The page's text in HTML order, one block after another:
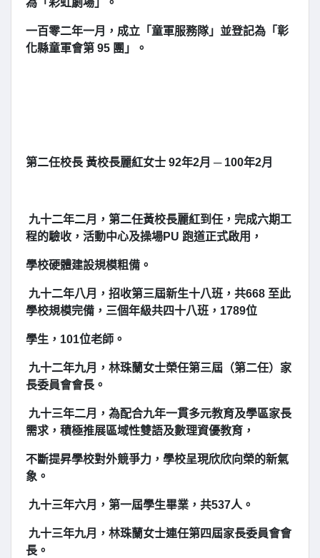
為「彩虹劇場」。
一百零二年一月，成立「童軍服務隊」並登記為「彰
化縣童軍會第 95 團」。
第二任校長 黃校長麗紅女士 92年2月 ─ 100年2月
九十二年二月，第二任黃校長麗紅到任，完成六期工
程的驗收，活動中心及操場PU 跑道正式啟用，
學校硬體建設規模粗備。
九十二年八月，招收第三屆新生十八班，共668 至此
學校規模完備，三個年級共四十八班，1789位
學生，101位老師。
九十二年九月，林珠蘭女士榮任第三屆（第二任）家
長委員會會長。
九十三年二月，為配合九年一貫多元教育及學區家長
需求，積極推展區域性雙語及數理資優教育，
不斷提昇學校對外競爭力，學校呈現欣欣向榮的新氣
象。
九十三年六月，第一屆學生畢業，共537人。
九十三年九月，林珠蘭女士連任第四屆家長委員會會
長。